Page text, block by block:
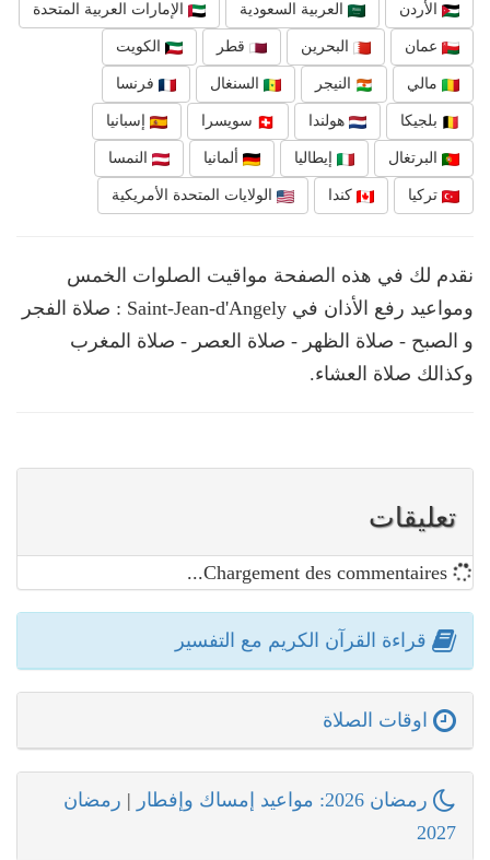
الأردن العربية السعودية الإمارات العربية المتحدة
عمان البحرين قطر الكويت
مالي النيجر السنغال فرنسا
بلجيكا هولندا سويسرا إسبانيا
البرتغال إيطاليا ألمانيا النمسا
تركيا كندا الولايات المتحدة الأمريكية
نقدم لك في هذه الصفحة مواقيت الصلوات الخمس
ومواعيد رفع الأذان في Saint-Jean-d'Angely : صلاة الفجر
و الصبح - صلاة الظهر - صلاة العصر - صلاة المغرب
وكذالك صلاة العشاء.
تعليقات
قراءة القرآن الكريم مع التفسير
اوقات الصلاة
رمضان 2026: مواعيد إمساك وإفطار | رمضان
2027